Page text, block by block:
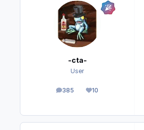
-cta-
User
385
Beiträge 10
Reputation